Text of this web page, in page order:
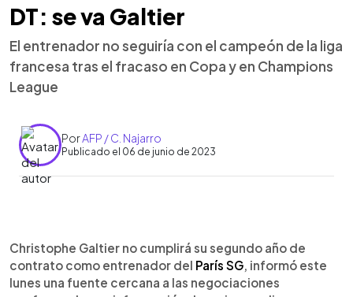
DT: se va Galtier
El entrenador no seguiría con el campeón de la liga
francesa tras el fracaso en Copa y en Champions
League
PorAFP / C. Najarro
Publicado el 06 de junio de 2023
Escuchar artículo
Christophe Galtier no cumplirá su segundo año de
contrato como entrenador del París SG , informó este
lunes una fuente cercana a las negociaciones